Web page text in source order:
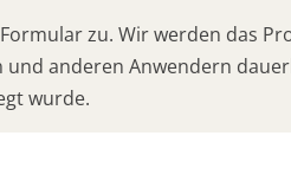
zu. Wir werden das
und anderen Anwendern
wurde.